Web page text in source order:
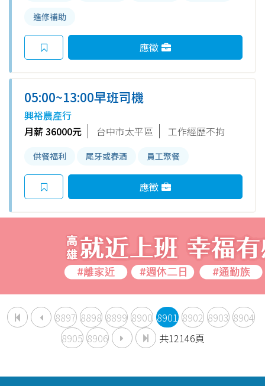
進修補助
應徵
05:00~13:00早班司機
興裕農產行
月薪 36000元
台中市太平區 工作經歷不拘
供餐福利 尾牙或春酒 員工聚餐
應徵
8897 8898 8899 8900 8901 8902 8903 8904
8905 8906 共12146頁